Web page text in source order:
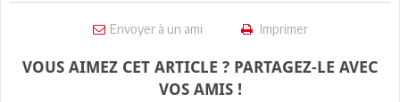
Envoyer à un ami Imprimer
VOUS AIMEZ CET ARTICLE ? PARTAGEZ-LE AVEC
VOS AMIS !